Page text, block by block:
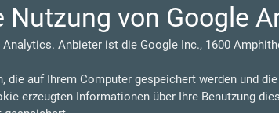
von Google
Anbieter ist die Google Inc., 1600
auf Ihrem Computer gespeichert werden und
erzeugten Informationen über Ihre Benutzung